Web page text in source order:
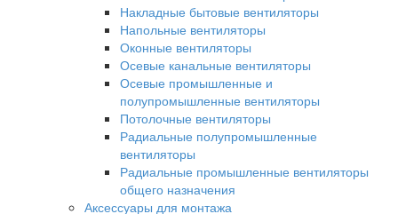
Накладные бытовые вентиляторы
Напольные вентиляторы
Оконные вентиляторы
Осевые канальные вентиляторы
Осевые промышленные и
полупромышленные вентиляторы
Потолочные вентиляторы
Радиальные полупромышленные
вентиляторы
Радиальные промышленные вентиляторы
общего назначения
Аксессуары для монтажа